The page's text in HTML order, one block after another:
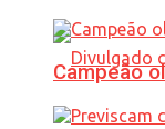
Campeão